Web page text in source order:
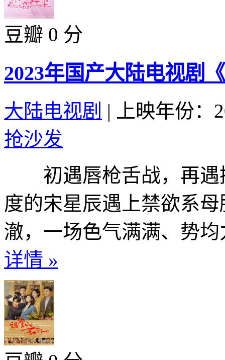
豆瓣 0 分
2023年国产大陆电视剧
大陆电视剧 |
上映年份：
抢沙发
初遇唇枪舌战，再遇
度的宋星辰遇上禁欲系
澈，一场色气满满、势
详情 »